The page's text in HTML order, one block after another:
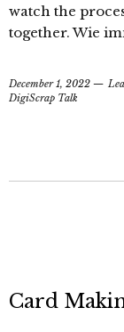
watch the
together. Wie
December 1, 2022
DigiScrap Talk
Card